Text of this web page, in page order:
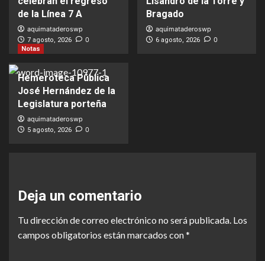
de la Línea 7 A
aquimataderoswp
7 agosto, 2026 0
Bragado
aquimataderoswp
6 agosto, 2026 0
Notas
Hemeroteca Pública
José Hernández de la
Legislatura porteña
aquimataderoswp
5 agosto, 2026 0
Deja un comentario
Tu dirección de correo electrónico no será publicada. Los
campos obligatorios están marcados con*